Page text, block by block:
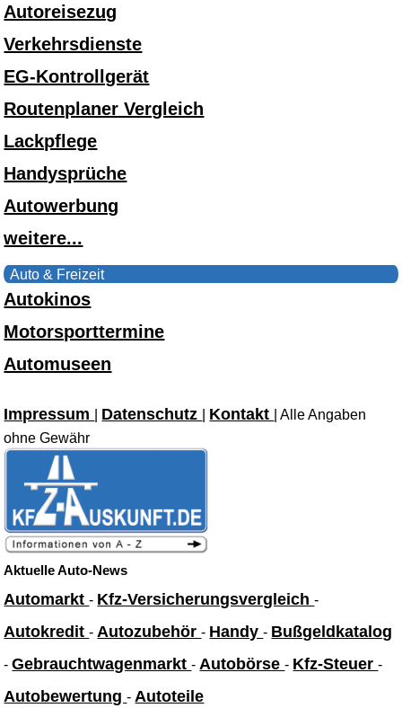
Autoreisezug
Verkehrsdienste
EG-Kontrollgerät
Routenplaner Vergleich
Lackpflege
Handysprüche
Autowerbung
weitere...
Auto & Freizeit
Autokinos
Motorsporttermine
Automuseen
Impressum Datenschutz Kontakt
| Alle Angaben
ohne Gewähr
Aktuelle Auto-News
Automarkt- Kfz-Versicherungsvergleich-
Autokredit- Autozubehör- Handy- Bußgeldkatalog
-Gebrauchtwagenmarkt- Autobörse- Kfz-Steuer-
Autobewertung- Autoteile